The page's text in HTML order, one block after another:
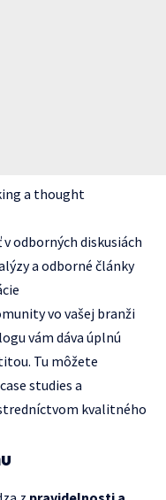
a thought
odborných diskusiách
a odborné články
vo vašej branži
vám dáva úplnú
Tu môžete
studies a
kvalitného